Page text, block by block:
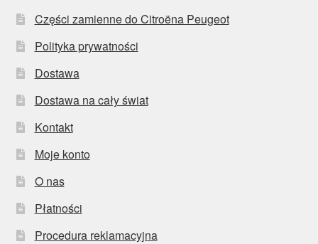
Części zamienne do Citroëna Peugeot
Polityka prywatności
Dostawa
Dostawa na cały świat
Kontakt
Moje konto
O nas
Płatności
Procedura reklamacyjna